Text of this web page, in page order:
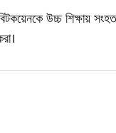
উচ্চ শিক্ষায়